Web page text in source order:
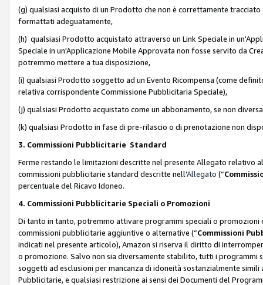
(g) qualsiasi acquisto di un Prodotto che non è correttamente
formattati adeguatamente,
(h) qualsiasi Prodotto acquistato attraverso un Link Speciale in
Speciale in un'Applicazione Mobile Approvata non fosse servito da
potremmo mettere a tua disposizione,
(i) qualsiasi Prodotto soggetto ad un Evento Ricompensa (come
relativa corrispondente Commissione Pubblicitaria Speciale),
(j) qualsiasi Prodotto acquistato come un abbonamento, se non
(k) qualsiasi Prodotto in fase di pre-rilascio o di prenotazione non
3. Commissioni Pubblicitarie Standard
Ferme restando le limitazioni descritte nel presente Allegato relativo
commissioni pubblicitarie standard descritte nell'Allegato (“
percentuale del Ricavo Idoneo.
4. Commissioni Pubblicitarie Speciali o Promozioni
Di tanto in tanto, potremmo attivare programmi speciali o
commissioni pubblicitarie aggiuntive o alternative (“Commissioni
indicati nel presente articolo), Amazon si riserva il diritto di
o promozione. Salvo non sia diversamente stabilito, tutti i
soggetti ad esclusioni per mancanza di idoneità sostanzialmente
Pubblicitarie, e qualsiasi restrizione ai sensi dei Documenti del